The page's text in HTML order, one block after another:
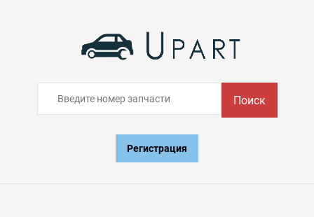
Поиск
Регистрация